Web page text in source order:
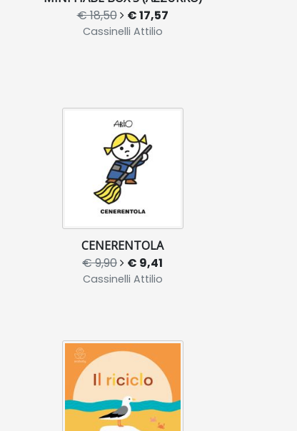
€ 18,50 € 17,57
Cassinelli Attilio
CENERENTOLA
€ 9,90 € 9,41
Cassinelli Attilio